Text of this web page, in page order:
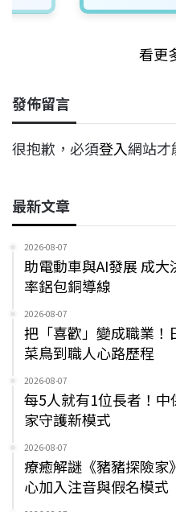
看更
發佈留言
很抱歉，必須登入網站才
最新文章
2026-08-07
助電動車與AI發展 成
率鋁包銅導線
2026-08-07
把「喜歡」變成職業
菜鳥到職人心路歷程
2026-08-07
每5人就有1位長者！中
家守護新模式
2026-08-07
療癒解謎《豬豬探險家
心加入注音與假名模式